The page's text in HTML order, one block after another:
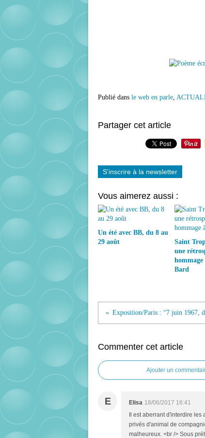
Publié dans le web en parle,
Partager cet article
S'inscrire à la newsletter
Vous aimerez aussi :
Un été avec BB, du 8 au
29 août
Saint
une
Bard
Commenter cet article
Ajouter un
E Elisa 18/06/2017 16:41
Il est aberrant d'interdire
privés d'animal de
malheureux. <br /> Sous